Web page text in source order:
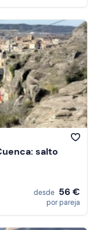
salto
desde 56 €
por pareja